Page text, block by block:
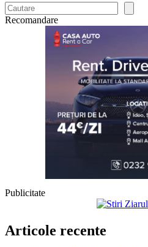
Recomandare
Publicitate
Articole recente